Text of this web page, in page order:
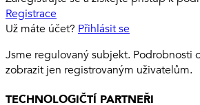
Registrace
Už máte účet? Přihlásit se
Jsme regulovaný subjekt. Podrobnosti
zobrazit jen registrovaným uživatelům.
TECHNOLOGIČTÍ PARTNEŘI